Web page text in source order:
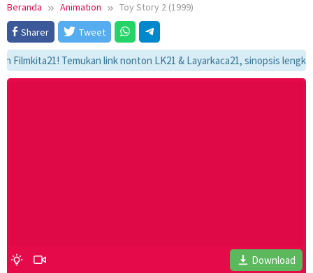
Beranda Animation
Toy Story 2 (1999)
Sharer
Tweet
Temukan link nonton LK21 & Layarkaca21, sinopsis
Download